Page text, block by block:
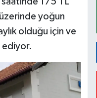
yoğun
olduğu için ve
ediyor.